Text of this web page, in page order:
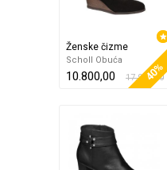
Ženske čizme
Scholl Obuća
10.800,00 17.900,00
40%